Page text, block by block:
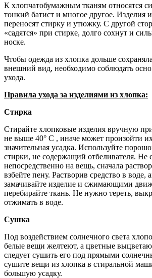
К хлопчатобумажным тканям относятся
тонкий батист и многое другое. Изделия
переносят стирку и утюжку. С другой
«садятся» при стирке, долго сохнут и
носке.
Чтобы одежда из хлопка дольше
внешний вид, необходимо соблюдать
ухода.
Правила ухода за изделиями из хлопка:
Стирка
Стирайте хлопковые изделия вручную
не выше 40° С , иначе может произойти
значительная усадка. Используйте
стирки, не содержащий отбеливателя. Не
непосредственно на вещь, сначала
взбейте пену. Растворив средство в воде,
замачивайте изделие и сжимающими
перебирайте ткань. Не нужно тереть,
отжимать в воде.
Сушка
Под воздействием солнечного света
белые вещи желтеют, а цветные
следует сушить его под прямыми
сушите вещи из хлопка в стиральной
большую усадку.